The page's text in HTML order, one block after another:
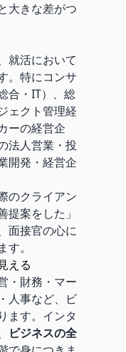
大きな差がつ
就活において
。特にコンサ
合・IT）、総
ェクト管理経
ーの経営企
法人営業・投
開発・経営企
のクライアン
提案をした」
面接官の心に
。
える
・財務・マー
人事など、ビ
ます。インタ
ビジネスの全